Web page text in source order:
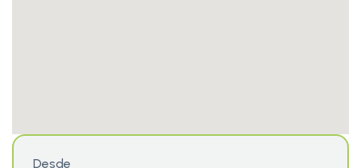
Desde